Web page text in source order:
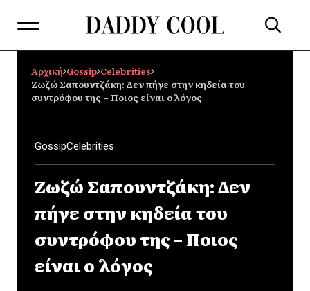
Αρχική Gossip Celebrities
Ζωζώ Σαπουντζάκη: Δεν πήγε στην κηδεία του
συντρόφου της – Ποιος είναι ο λόγος
GossipCelebrities
Ζωζώ Σαπουντζάκη: Δεν
πήγε στην κηδεία του
συντρόφου της – Ποιος
είναι ο λόγος